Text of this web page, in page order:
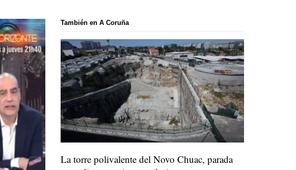
También en A Coruña
La torre polivalente del Novo Chuac, parada